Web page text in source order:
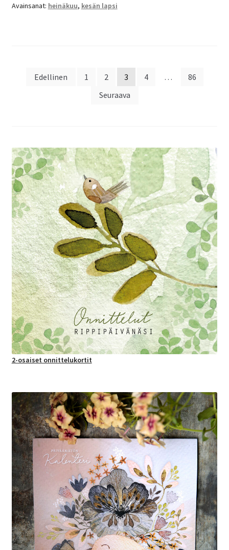
Avainsanat: heinäkuu, kesän lapsi
Artikkelien
Edellinen 1 2 3 4 …
86
Seuraava
2-osaiset onnittelukortit